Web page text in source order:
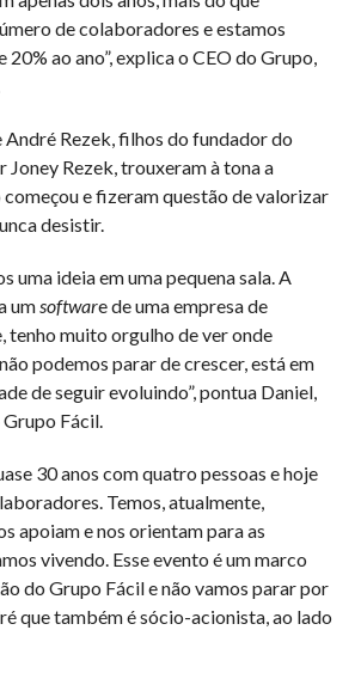
de colaboradores e estamos
20% ao ano”, explica o CEO do Grupo,
André Rezek, filhos do fundador do
Joney Rezek, trouxeram à tona a
e fizeram questão de valorizar
desistir.
uma ideia em uma pequena sala. A
umsoftware de uma empresa de
muito orgulho de ver onde
podemos parar de crescer, está em
de seguir evoluindo”, pontua Daniel,
Fácil.
30 anos com quatro pessoas e hoje
Temos, atualmente,
apoiam e nos orientam para as
vivendo. Esse evento é um marco
do Grupo Fácil e não vamos parar por
que também é sócio-acionista, ao lado